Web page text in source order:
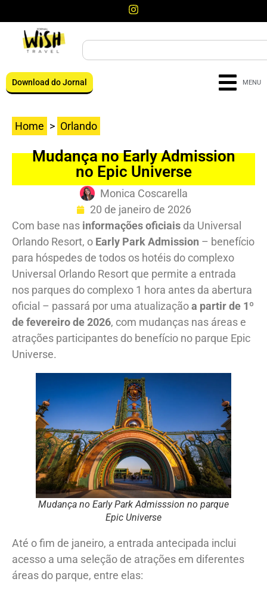
Download do Jornal MENU
Home > Orlando
Mudança no Early Admission
no Epic Universe
Monica Coscarella
20 de janeiro de 2026
Com base nas informações oficiais da Universal
Orlando Resort, o Early Park Admission – benefício
para hóspedes de todos os hotéis do complexo
Universal Orlando Resort que permite a entrada
nos parques do complexo 1 hora antes da abertura
oficial – passará por uma atualizaçãoa partir de 1º
de fevereiro de 2026, com mudanças nas áreas e
atrações participantes do benefício no parque Epic
Universe.
Mudança no Early Park Admisssion no parque
Epic Universe
Até o fim de janeiro, a entrada antecipada inclui
acesso a uma seleção de atrações em diferentes
áreas do parque, entre elas: